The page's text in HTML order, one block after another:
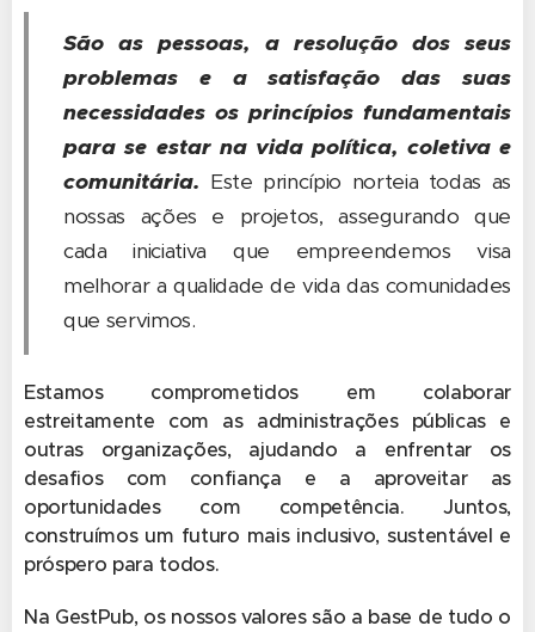
São as pessoas, a resolução dos seus
problemas e a satisfação das suas
necessidades os princípios fundamentais
para se estar na vida política, coletiva e
comunitária. Este princípio norteia todas as
nossas ações e projetos, assegurando que
cada iniciativa que empreendemos visa
melhorar a qualidade de vida das comunidades
que servimos.
Estamos comprometidos em colaborar
estreitamente com as administrações públicas e
outras organizações, ajudando a enfrentar os
desafios com confiança e a aproveitar as
oportunidades com competência. Juntos,
construímos um futuro mais inclusivo, sustentável e
próspero para todos.
Na GestPub, os nossos valores são a base de tudo o